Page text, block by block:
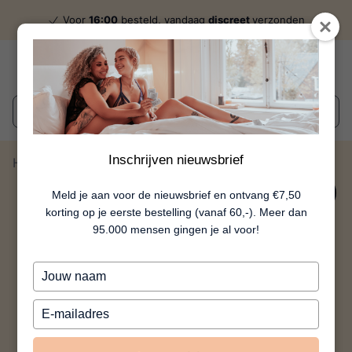
Inschrijven nieuwsbrief
Meld je aan voor de nieuwsbrief en ontvang €7,50
korting op je eerste bestelling (vanaf 60,-). Meer dan
95.000 mensen gingen je al voor!
Typ
je
naam
Typ
je
e-
Voor 16:00 besteld, vandaag discreetverzonden
Wat zoek je?
Home
Femme Intime Watermeloen